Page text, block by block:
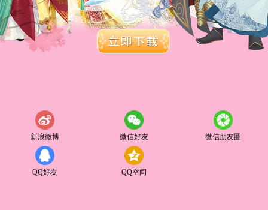
新浪微博 微信好友 微信朋友圈
QQ好友 QQ空间